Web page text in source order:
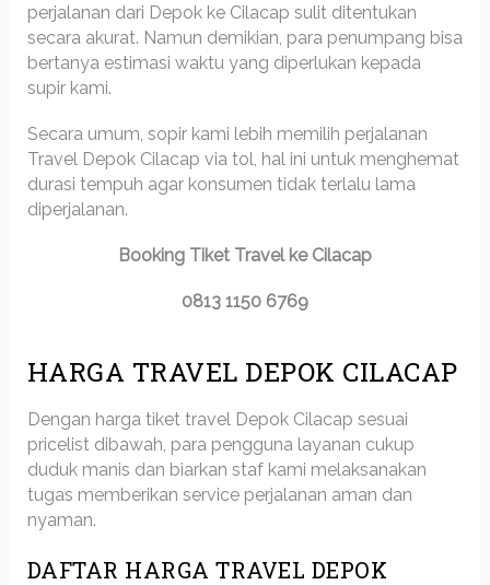
perjalanan dari Depok ke Cilacap sulit ditentukan
secara akurat. Namun demikian, para penumpang bisa
bertanya estimasi waktu yang diperlukan kepada
supir kami.
Secara umum, sopir kami lebih memilih perjalanan
Travel Depok Cilacap via tol, hal ini untuk menghemat
durasi tempuh agar konsumen tidak terlalu lama
diperjalanan.
Booking Tiket Travel ke Cilacap
0813 1150 6769
HARGA TRAVEL DEPOK CILACAP
Dengan harga tiket travel Depok Cilacap sesuai
pricelist dibawah, para pengguna layanan cukup
duduk manis dan biarkan staf kami melaksanakan
tugas memberikan service perjalanan aman dan
nyaman.
DAFTAR HARGA TRAVEL DEPOK